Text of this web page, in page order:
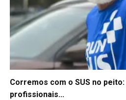
Corremos com o SUS no peito:
profissionais...